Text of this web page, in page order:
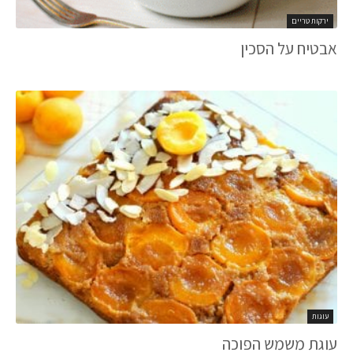
ירקות טריים
אבטיח על הסכין
עוגות
עוגת משמש הפוכה